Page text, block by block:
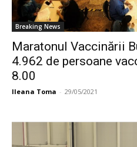
Breaking News
Maratonul Vaccinării
4.962 de persoane
8.00
Ileana Toma - 29/05/2021